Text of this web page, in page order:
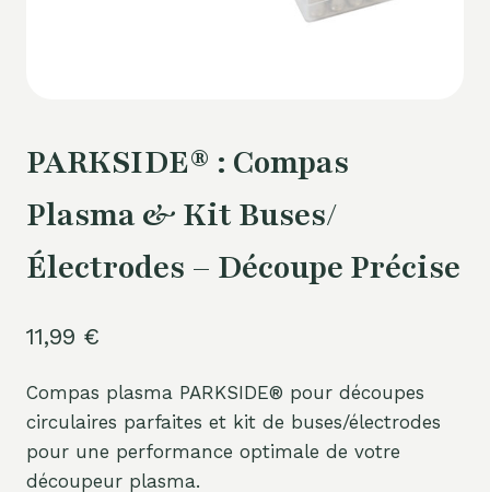
PARKSIDE® : Compas
Plasma & Kit Buses/
Électrodes – Découpe Précise
11,99 €
Compas plasma PARKSIDE® pour découpes
circulaires parfaites et kit de buses/électrodes
pour une performance optimale de votre
découpeur plasma.